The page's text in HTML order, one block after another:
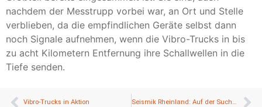
nachdem der Messtrupp vorbei war, an Ort und Stelle
verblieben, da die empfindlichen Geräte selbst dann
noch Signale aufnehmen, wenn die Vibro-Trucks in bis
zu acht Kilometern Entfernung ihre Schallwellen in die
Tiefe senden.
Vibro-Trucks in Aktion Seismik Rheinland: Auf der Suche nach klimafreundlicher Wärme aus der Tiefe